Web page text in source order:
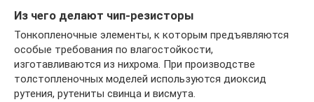
Из чего делают чип-резисторы
Тонкопленочные элементы, к которым предъявляются
особые требования по влагостойкости,
изготавливаются из нихрома. При производстве
толстопленочных моделей используются диоксид
рутения, рутениты свинца и висмута.